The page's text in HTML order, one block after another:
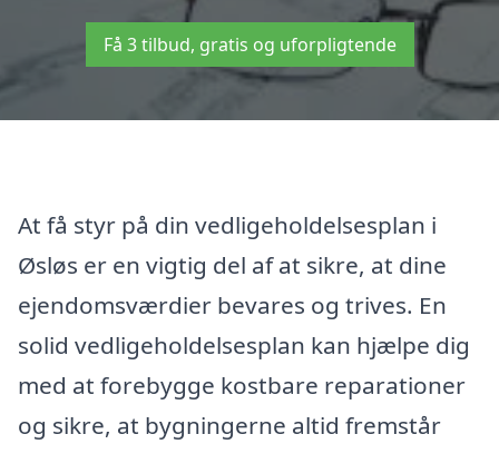
Få 3 tilbud, gratis og uforpligtende
At få styr på din vedligeholdelsesplan i
Øsløs er en vigtig del af at sikre, at dine
ejendomsværdier bevares og trives. En
solid vedligeholdelsesplan kan hjælpe dig
med at forebygge kostbare reparationer
og sikre, at bygningerne altid fremstår